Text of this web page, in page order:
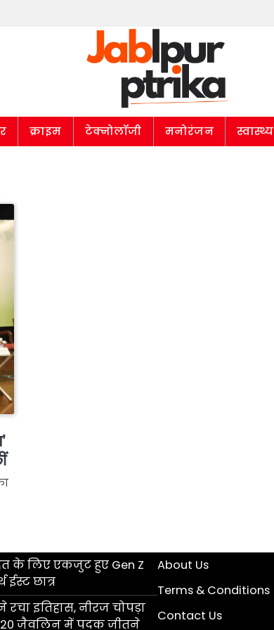
क्राइम टेक्नोलॉजी मनोरंजन स्वास्थ्य
के लिए एकजुट हुए Gen Z
ईस्ट छात्र
इतिहास, नीरज चोपड़ा
जैवलिन में पदक जीतने
About Us
Terms & Conditions
Contact Us